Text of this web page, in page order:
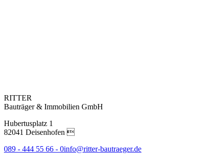
RITTER
Bauträger & Immobilien GmbH
Hubertusplatz 1
82041 Deisenhofen 
089 - 444 55 66 - 0info@ritter-bautraeger.de